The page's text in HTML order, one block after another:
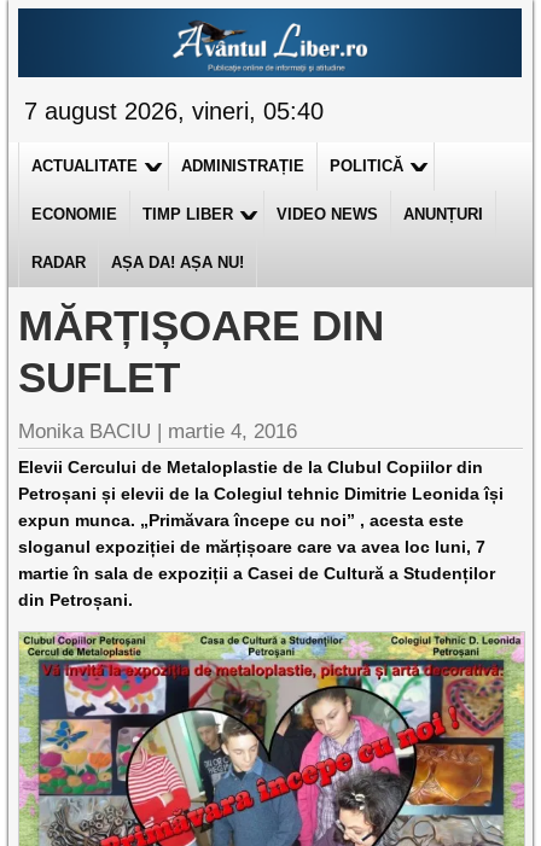
7 august 2026, vineri, 05:40
ACTUALITATE ADMINISTRAȚIE POLITICĂ
ECONOMIE TIMP LIBER VIDEO NEWS ANUNȚURI
RADAR AȘA DA! AȘA NU!
MĂRȚIȘOARE DIN
SUFLET
Monika BACIU | martie 4, 2016
Elevii Cercului de Metaloplastie de la Clubul Copiilor din
Petroșani și elevii de la Colegiul tehnic Dimitrie Leonida își
expun munca. „Primăvara începe cu noi” , acesta este
sloganul expoziției de mărțișoare care va avea loc luni, 7
martie în sala de expoziții a Casei de Cultură a Studenților
din Petroșani.